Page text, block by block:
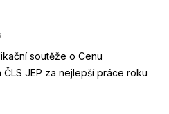
soutěže o Cenu
JEP za nejlepší práce roku